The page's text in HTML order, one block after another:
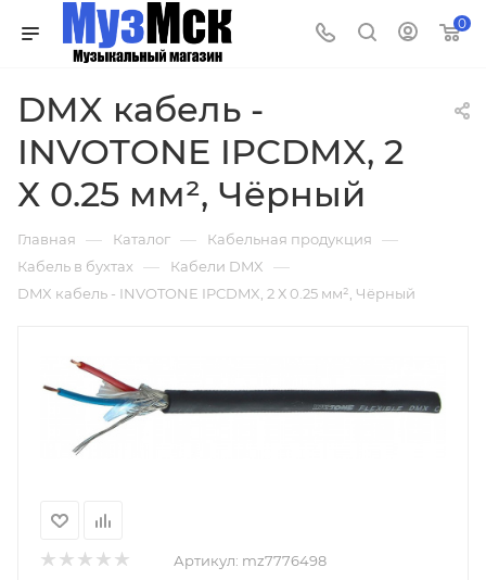
0
DMX кабель -
INVOTONE IPCDMX, 2
Х 0.25 мм², Чёрный
Главная — Каталог — Кабельная продукция —
Кабель в бухтах — Кабели DMX —
DMX кабель - INVOTONE IPCDMX, 2 Х 0.25 мм², Чёрный
Артикул: mz7776498